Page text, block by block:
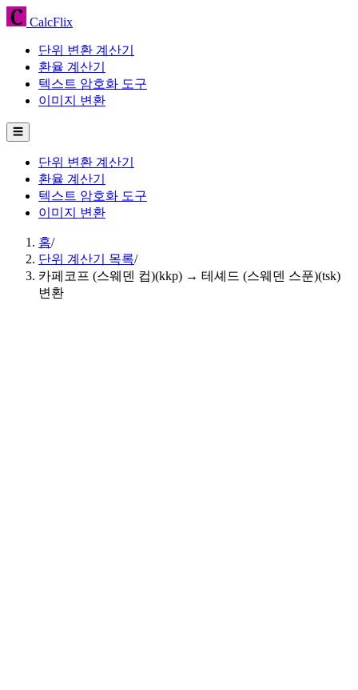
CalcFlix
단위 변환 계산기
환율 계산기
텍스트 암호화 도구
이미지 변환
☰
단위 변환 계산기
환율 계산기
텍스트 암호화 도구
이미지 변환
홈/
단위 계산기 목록/
카페코프 (스웨덴 컵)(kkp) → 테셰드 (스웨덴 스푼)(tsk)
변환